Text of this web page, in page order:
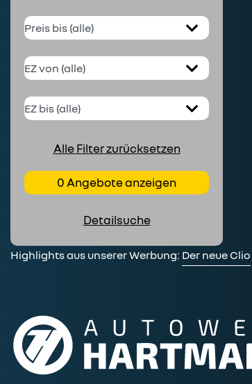
Alle Filter zurücksetzen
0 Angebote anzeigen
Detailsuche
Highlights aus unserer Werbung: Der neue Clio